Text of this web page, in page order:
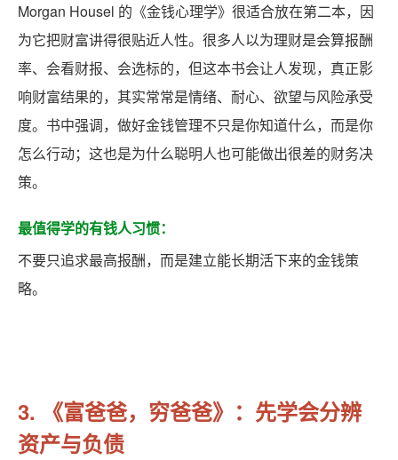
Morgan Housel 的《金钱心理学》很适合放在第二本，因
为它把财富讲得很贴近人性。很多人以为理财是会算报酬
率、会看财报、会选标的，但这本书会让人发现，真正影
响财富结果的，其实常常是情绪、耐心、欲望与风险承受
度。书中强调，做好金钱管理不只是你知道什么，而是你
怎么行动；这也是为什么聪明人也可能做出很差的财务决
策。
最值得学的有钱人习惯：
不要只追求最高报酬，而是建立能长期活下来的金钱策
略。
3. 《富爸爸，穷爸爸》：先学会分辨
资产与负债